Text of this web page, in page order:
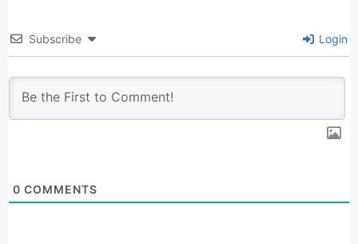
Subscribe Login
0 COMMENTS